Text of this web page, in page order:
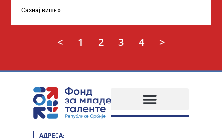
„Доситеја” Фонда
Сазнај више »
< 1 2 3 4 >
АДРЕСА: